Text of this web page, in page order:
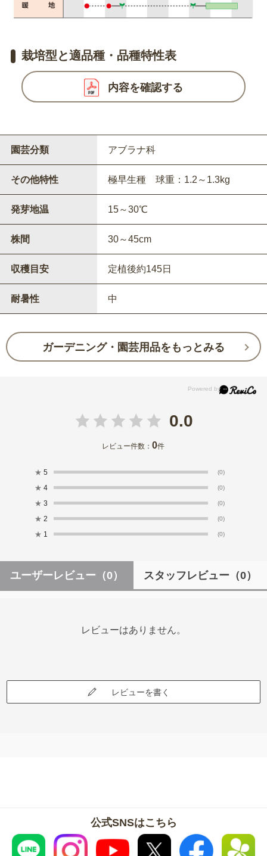
栽培型と適品種・品種特性表
内容を確認する
園芸分類 アブラナ科
その他特性 極早生種 球重：1.2～1.3kg
発芽地温 15～30℃
株間 30～45cm
収穫目安 定植後約145日
耐暑性 中
ガーデニング・園芸用品をもっとみる
0.0
レビュー件数：0件
★ 5 (0)
★ 4 (0)
★ 3 (0)
★ 2 (0)
★ 1 (0)
ユーザーレビュー （0） スタッフレビュー （0）
レビューはありません。
レビューを書く
公式SNSはこちら